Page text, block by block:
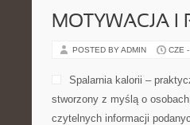
MOTYWACJA I
POSTED BY ADMIN CZE
Spalarnia kalorii –
stworzony z myślą o
czytelnych informacji